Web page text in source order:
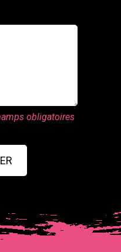
obligatoires